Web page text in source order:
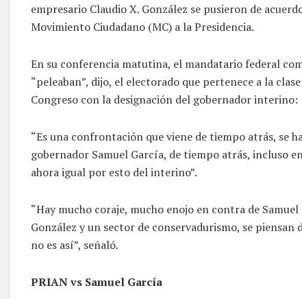
empresario Claudio X. González se pusieron de
Movimiento Ciudadano (MC) a la Presidencia.
En su conferencia matutina, el mandatario federal
“peleaban”, dijo, el electorado que pertenece a la
Congreso con la designación del gobernador interino:
“Es una confrontación que viene de tiempo atrás, se
gobernador Samuel García, de tiempo atrás, incluso
ahora igual por esto del interino”.
“Hay mucho coraje, mucho enojo en contra de
González y un sector de conservadurismo, se
no es así”, señaló.
PRIAN vs Samuel García